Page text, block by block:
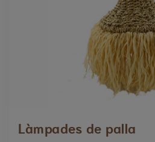
Làmpades de palla